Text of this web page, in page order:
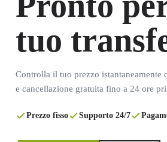
tuo
Controlla il tuo prezzo
e cancellazione gratuita fino a 24 ore
Prezzo fisso Supporto 24/7